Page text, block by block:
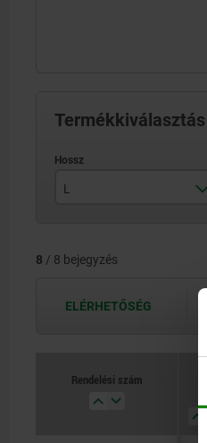
L
500
8 / 8 bejegyzés
ELÉRHETŐSÉG
Rendelési szám